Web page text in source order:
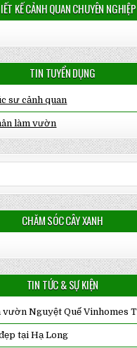
KẾ CẢNH QUAN CHUYÊN NGHIỆP
TIN TUYỂN DỤNG
sư cảnh quan
làm vườn
CHĂM SÓC CÂY XANH
TIN TỨC & SỰ KIỆN
vườn Nguyệt Quế Vinhomes
tại Hạ Long